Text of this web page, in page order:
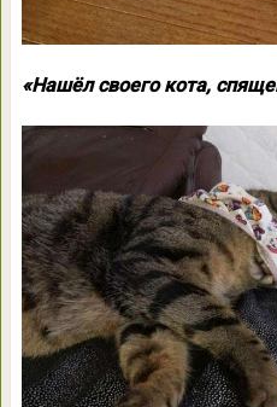
«Нашёл своего кота,